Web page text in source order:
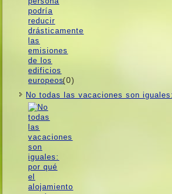
(0)
No todas las vacaciones son